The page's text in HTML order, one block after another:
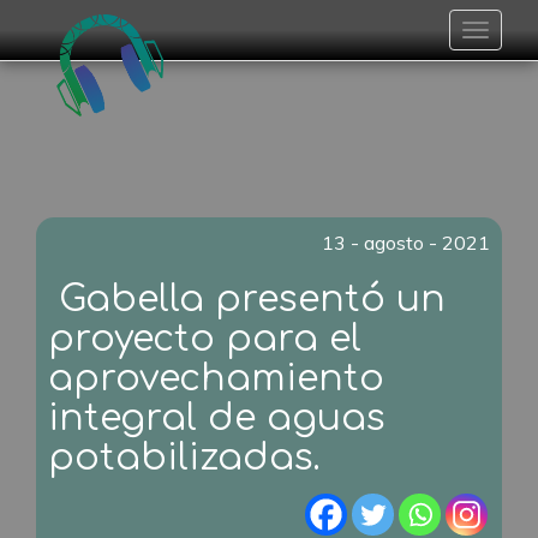
Toggle
13 - agosto - 2021
Gabella presentó un
proyecto para el
aprovechamiento
integral de aguas
potabilizadas.